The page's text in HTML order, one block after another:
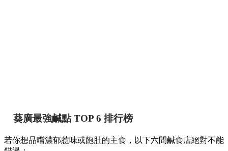
葵廣最強鹹點 TOP 6 排行榜
若你想品嚐濃郁惹味或飽肚的主食，以下六間鹹食店絕對不能